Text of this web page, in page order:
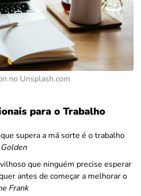
no Unsplash.com
para o Trabalho
que supera a má sorte é o trabalho
que ninguém precise esperar
antes de começar a melhorar o
Frank